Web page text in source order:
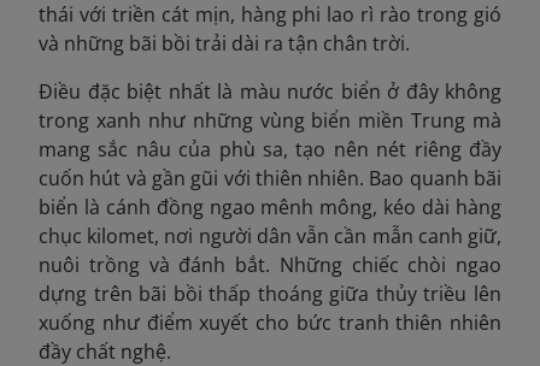
thái với triền cát mịn, hàng phi lao rì rào trong gió
và những bãi bồi trải dài ra tận chân trời.
Điều đặc biệt nhất là màu nước biển ở đây không
trong xanh như những vùng biển miền Trung mà
mang sắc nâu của phù sa, tạo nên nét riêng đầy
cuốn hút và gần gũi với thiên nhiên. Bao quanh bãi
biển là cánh đồng ngao mênh mông, kéo dài hàng
chục kilomet, nơi người dân vẫn cần mẫn canh giữ,
nuôi trồng và đánh bắt. Những chiếc chòi ngao
dựng trên bãi bồi thấp thoáng giữa thủy triều lên
xuống như điểm xuyết cho bức tranh thiên nhiên
đầy chất nghệ.